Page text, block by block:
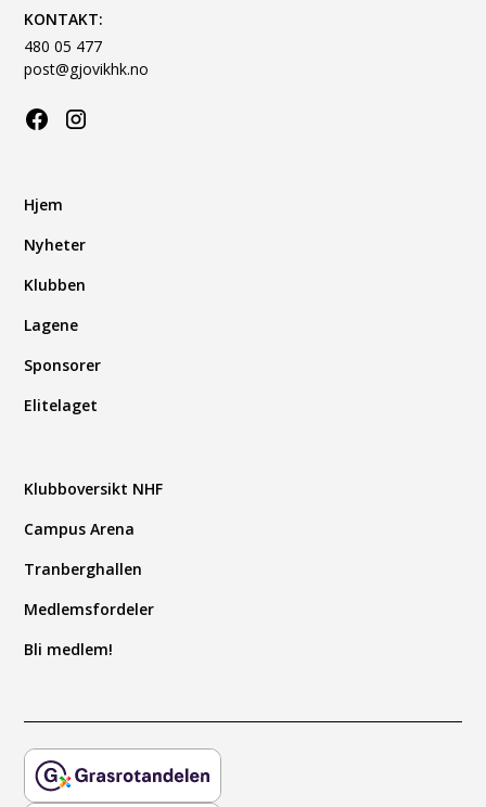
KONTAKT:
480 05 477
post@gjovikhk.no
Hjem
Nyheter
Klubben
Lagene
Sponsorer
Elitelaget
Klubboversikt NHF
Campus Arena
Tranberghallen
Medlemsfordeler
Bli medlem!